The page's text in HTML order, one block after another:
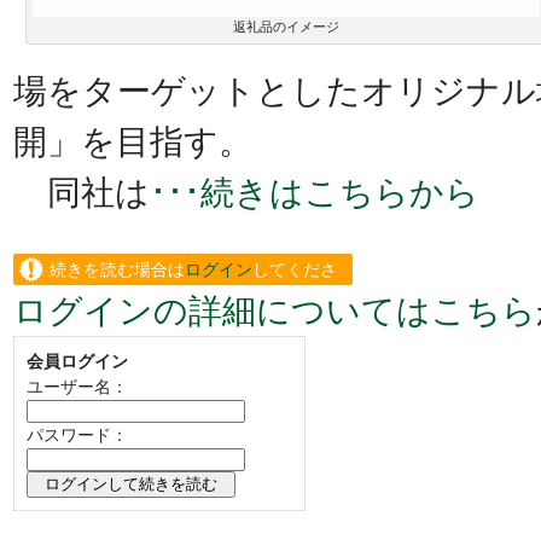
返礼品のイメージ
場をターゲットとしたオリジナ
開」を目指す。
同社は ･･･続きはこちらから
続きを読む場合はログイン してくださ
い。
ログインの詳細についてはこちら
会員ログイン
ユーザー名：
パスワード：